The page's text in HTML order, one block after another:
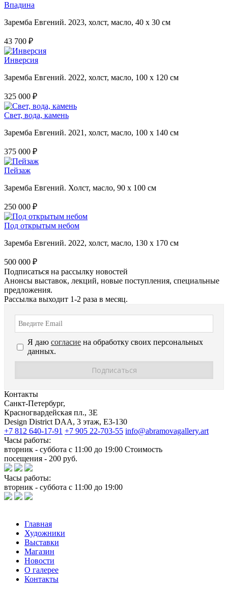
Впадина
Заремба Евгений. 2023, холст, масло, 40 х 30 см
43 700 ₽
Инверсия
Заремба Евгений. 2022, холст, масло, 100 х 120 см
325 000 ₽
Свет, вода, камень
Заремба Евгений. 2021, холст, масло, 100 х 140 см
375 000 ₽
Пейзаж
Заремба Евгений. Холст, масло, 90 х 100 см
250 000 ₽
Под открытым небом
Заремба Евгений. 2022, холст, масло, 130 х 170 см
500 000 ₽
Подписаться на рассылку новостей
Анонсы выставок, лекций, новые поступления, специальные
предложения.
Рассылка выходит 1-2 раза в месяц.
Я даю согласие на обработку своих персональных
данных.
Контакты
Санкт-Петербург,
Красногвардейская пл., 3E
Design District DAA, 3 этаж, Е3-130
+7 812 640-17-91 +7 905 22-703-55 info@abramovagallery.art
Часы работы:
вторник - суббота с 11:00 до 19:00 Стоимость
посещения - 200 руб.
Часы работы:
вторник - суббота с 11:00 до 19:00
Главная
Художники
Выставки
Магазин
Новости
О галерее
Контакты